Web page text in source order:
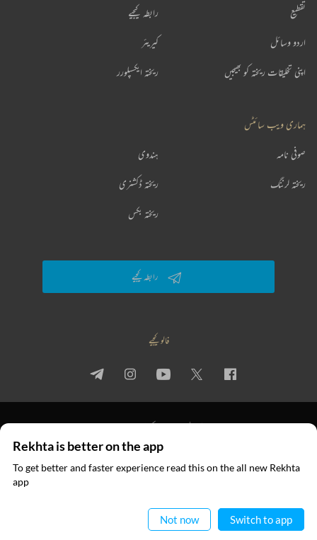
تقطیع
اردو وسائل
اپنی تخلیقات ریختہ کو بھیجیں
رابطہ کیجیے
کیریئر
ریختہ ایکسپلورر
ہماری ویب سائٹس
ہندوی صوفی نامہ
ریختہ ڈکشنری ریختہ لرننگ
ریختہ بکس
رابطہ کیجیے
فالو کیجیے
© 2026 Rekhta™ Foundation. All rights reserved.
Rekhta is better on the app
To get better and faster experience read this on the all new Rekhta
app
Not now Switch to app